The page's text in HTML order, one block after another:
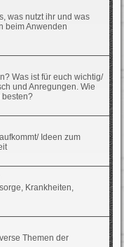
was nutzt ihr und was
beim Anwenden
Was ist für euch wichtig/
und Anregungen. Wie
besten?
Ideen zum
Krankheiten,
Themen der